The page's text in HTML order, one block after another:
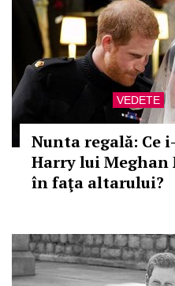
VEDETE
Nunta regală: Ce
Harry lui Meghan
în faţa altarului?